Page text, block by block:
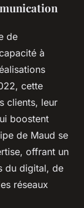
de
à
cette
clients, leur
boostent
de Maud se
offrant un
du digital, de
réseaux